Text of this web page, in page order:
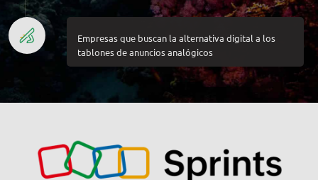
Empresas que buscan la alternativa digital a los
tablones de anuncios analógicos